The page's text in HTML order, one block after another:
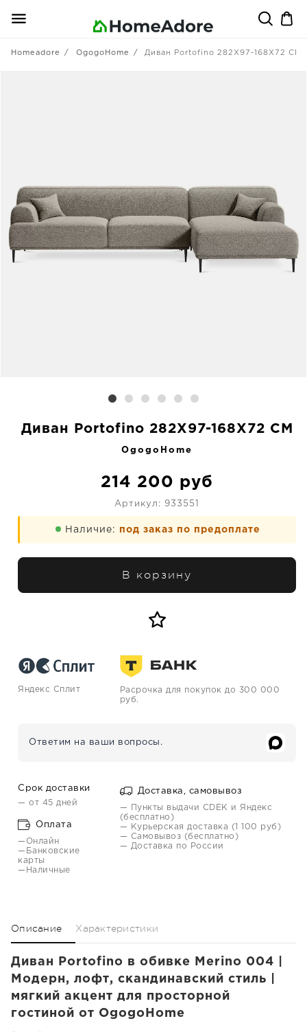
Homeadore OgogoHome Диван Portofino 282X97-168X72 CM
Диван Portofino 282X97-168X72 CM
OgogoHome
214 200 руб
Артикул: 933551
Наличие: под заказ по предоплате
В корзину
Яндекс Сплит
Расрочка для покупок до 300 000
руб.
Ответим на ваши вопросы.
Срок доставки
— от 45 дней
Оплата
—Онлайн
—Банковские
карты
—Наличные
Доставка, самовывоз
— Пункты выдачи CDEK и Яндекс
(бесплатно)
— Курьерская доставка (1 100 руб)
— Самовывоз (бесплатно)
— Доставка по России
Описание Характеристики
Диван Portofino в обивке Merino 004 |
Модерн, лофт, скандинавский стиль |
мягкий акцент для просторной
гостиной от OgogoHome